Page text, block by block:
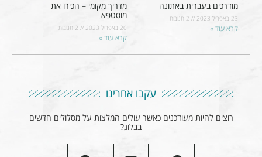
מודרכים בעברית באתונה
23 באפריל 2023
קרא עוד »
מדריך מקומי – הכירו את
מוסטפא
20 באפריל 2023
קרא עוד »
עקבו אחרינו
רוצים להיות מעודכנים כאשר עולים המלצות על מסלולים חדשים
בבלוג?